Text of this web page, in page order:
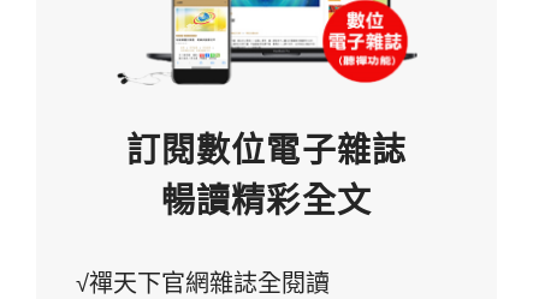
訂閱數位電子雜誌
暢讀精彩全文
√禪天下官網雜誌全閱讀